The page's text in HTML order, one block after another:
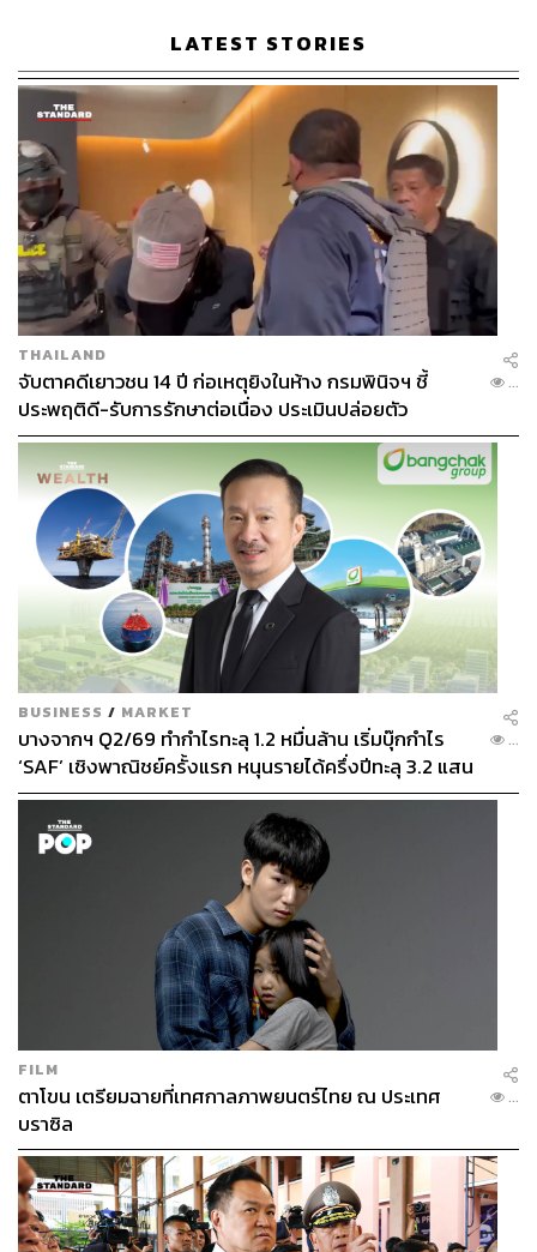
LATEST STORIES
THAILAND
จับตาคดีเยาวชน 14 ปี ก่อเหตุยิงในห้าง กรมพินิจฯ ชี้
ประพฤติดี-รับการรักษาต่อเนื่อง ประเมินปล่อยตัว
...
BUSINESS / MARKET
บางจากฯ Q2/69 ทำกำไรทะลุ 1.2 หมื่นล้าน เริ่มบุ๊กกำไร
‘SAF’ เชิงพาณิชย์ครั้งแรก หนุนรายได้ครึ่งปีทะลุ 3.2 แสน
ล้าน
...
FILM
ตาโขน เตรียมฉายที่เทศกาลภาพยนตร์ไทย ณ ประเทศ
บราซิล
...